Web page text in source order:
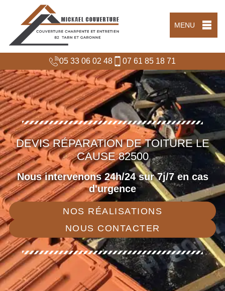
MENU
05 33 06 02 48 07 61 85 18 71
DEVIS RÉPARATION DE TOITURE LE
CAUSE 82500
Nous intervenons 24h/24 sur 7j/7 en cas
d'urgence
NOS RÉALISATIONS
NOUS CONTACTER